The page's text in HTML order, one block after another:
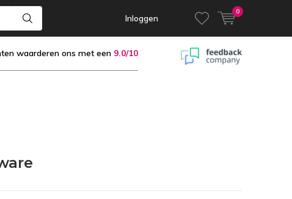
Inloggen
0
waarderen ons met een 9.0/10